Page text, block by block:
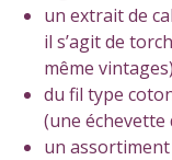
un extrait de
il s’agit de
même
du fil type
(une échevette
un